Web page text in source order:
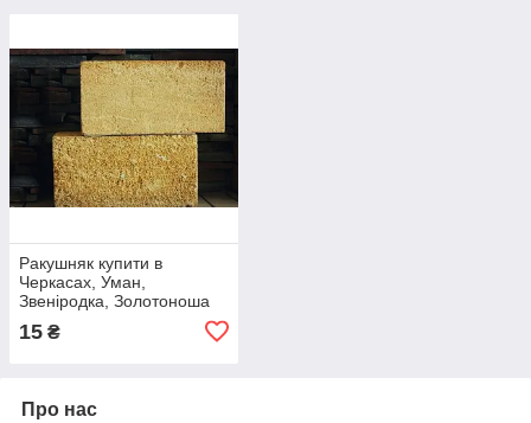
Ракушняк купити в
Черкасах, Уман,
Звеніродка, Золотоноша
15 ₴
Про нас